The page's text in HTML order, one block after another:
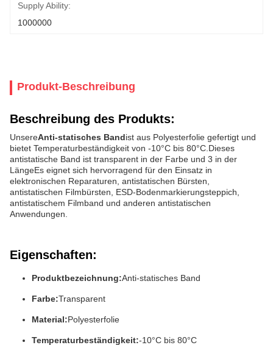
Supply Ability:
1000000
Produkt-Beschreibung
Beschreibung des Produkts:
UnsereAnti-statisches Bandist aus Polyesterfolie gefertigt und
bietet Temperaturbeständigkeit von -10°C bis 80°C.Dieses
antistatische Band ist transparent in der Farbe und 3 in der
LängeEs eignet sich hervorragend für den Einsatz in
elektronischen Reparaturen, antistatischen Bürsten,
antistatischen Filmbürsten, ESD-Bodenmarkierungsteppich,
antistatischem Filmband und anderen antistatischen
Anwendungen.
Eigenschaften:
Produktbezeichnung:Anti-statisches Band
Farbe:Transparent
Material:Polyesterfolie
Temperaturbeständigkeit:-10°C bis 80°C